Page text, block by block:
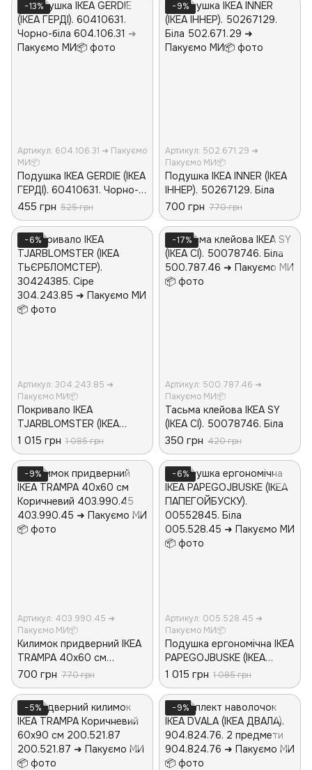
−13%
Артикул: 604.106.31 ➜ Пакуємо
МИ📦
Подушка IKEA GERDIE (ІКЕА
ГЕРДІ). 60410631. Чорно-
біла
455 грн 525 грн
−9%
Артикул: 502.671.29 ➜
Пакуємо МИ📦
Подушка IKEA INNER (ІКЕА
ІННЕР). 50267129. Біла
700 грн 770 грн
−6%
Артикул: 304.243.85 ➜
Пакуємо МИ📦
Покривало IKEA
TJARBLOMSTER (ІКЕА
ТЬЄРБЛОМСТЕР).
30424385. Сіре
1 015 грн 1 085 грн
−17%
Артикул: 500.787.46 ➜
Пакуємо МИ📦
Тасьма клейова IKEA SY
(ІКЕА СІ). 50078746. Біла
350 грн 420 грн
−9%
Артикул: 403.990.45 ➜
Пакуємо МИ📦
Килимок придверний IKEA
TRAMPA 40x60 см
Коричневий 403.990.45
700 грн 770 грн
−6%
Артикул: 005.528.45 ➜
Пакуємо МИ📦
Подушка ергономічна IKEA
PAPEGOJBUSKE (ІКЕА
ПАПЕГОЙБУСКУ).
00552845. Біла
1 015 грн 1 085 грн
−5% −9%